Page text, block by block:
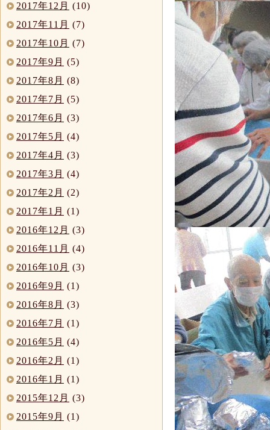
2017年12月 (10)
2017年11月 (7)
2017年10月 (7)
2017年9月 (5)
2017年8月 (8)
2017年7月 (5)
2017年6月 (3)
2017年5月 (4)
2017年4月 (3)
2017年3月 (4)
2017年2月 (2)
2017年1月 (1)
2016年12月 (3)
2016年11月 (4)
2016年10月 (3)
2016年9月 (1)
2016年8月 (3)
2016年7月 (1)
2016年5月 (4)
2016年2月 (1)
2016年1月 (1)
2015年12月 (3)
2015年9月 (1)